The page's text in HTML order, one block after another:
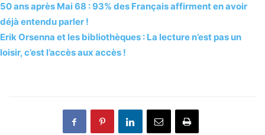
50 ans après Mai 68 : 93% des Français affirment en avoir
déjà entendu parler !
Erik Orsenna et les bibliothèques : La lecture n’est pas un
loisir, c’est l’accès aux accès !